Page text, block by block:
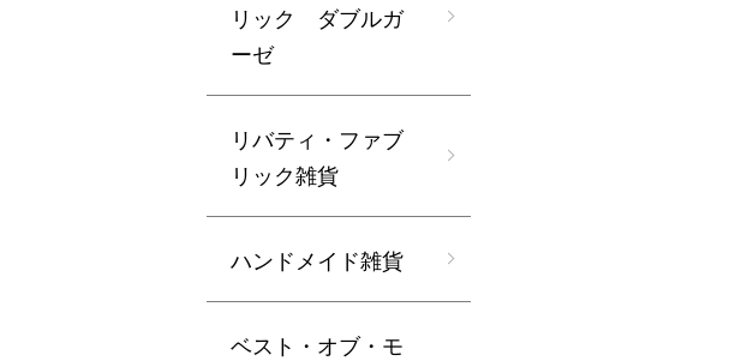
リック ダブルガ
ーゼ
リバティ・ファブ
リック雑貨
ハンドメイド雑貨
ベスト・オブ・モ